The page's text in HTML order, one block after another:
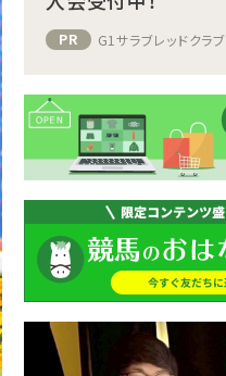
PR G1サラブレッドクラブ